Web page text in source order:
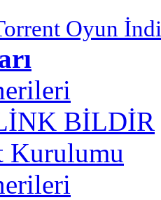
Oyun
BİLDİR
Kurulumu